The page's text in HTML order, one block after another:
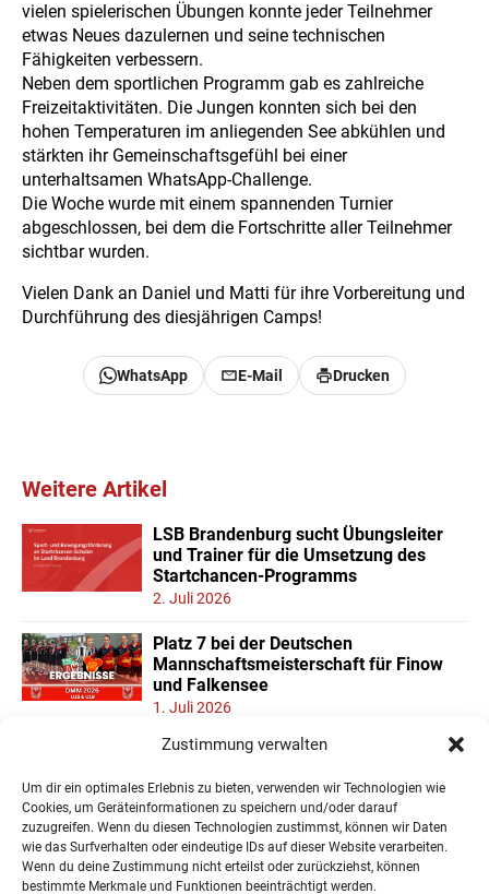
Zustimmung verwalten
Um dir ein optimales Erlebnis zu bieten, verwenden wir Technologien wie
Cookies, um Geräteinformationen zu speichern und/oder darauf
zuzugreifen. Wenn du diesen Technologien zustimmst, können wir Daten
wie das Surfverhalten oder eindeutige IDs auf dieser Website verarbeiten.
Wenn du deine Zustimmung nicht erteilst oder zurückziehst, können
bestimmte Merkmale und Funktionen beeinträchtigt werden.
vielen spielerischen Übungen konnte jeder Teilnehmer
etwas Neues dazulernen und seine technischen
Fähigkeiten verbessern.
Neben dem sportlichen Programm gab es zahlreiche
Freizeitaktivitäten. Die Jungen konnten sich bei den
hohen Temperaturen im anliegenden See abkühlen und
stärkten ihr Gemeinschaftsgefühl bei einer
unterhaltsamen WhatsApp-Challenge.
Die Woche wurde mit einem spannenden Turnier
abgeschlossen, bei dem die Fortschritte aller Teilnehmer
sichtbar wurden.
Vielen Dank an Daniel und Matti für ihre Vorbereitung und
Durchführung des diesjährigen Camps!
WhatsApp E-Mail Drucken
Weitere Artikel
LSB Brandenburg sucht Übungsleiter
und Trainer für die Umsetzung des
Startchancen-Programms
2. Juli 2026
Platz 7 bei der Deutschen
Mannschaftsmeisterschaft für Finow
und Falkensee
1. Juli 2026
Neuer Teilnehmerrekord und Finower
Landesmannschaftspokal U11/13
22. Juni 2026
« Ältere Einträge